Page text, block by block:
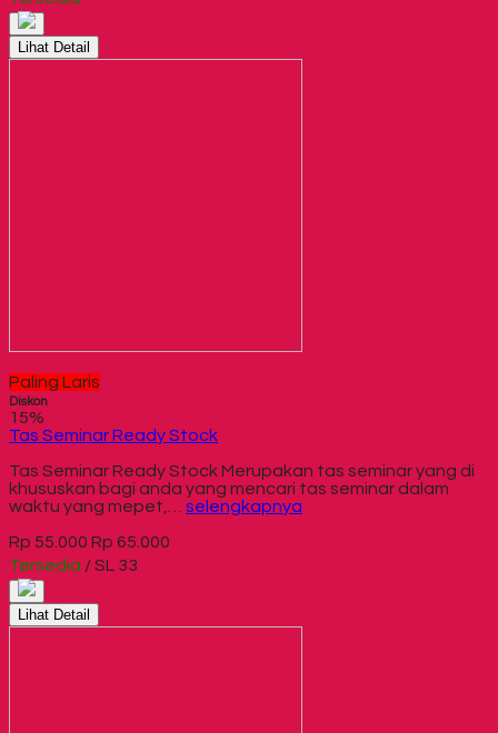
Lihat Detail
Paling Laris
Diskon
15%
Tas Seminar Ready Stock
Tas Seminar Ready Stock Merupakan tas seminar yang di
khususkan bagi anda yang mencari tas seminar dalam
waktu yang mepet,… selengkapnya
Rp 55.000 Rp 65.000
Tersedia / SL 33
Lihat Detail